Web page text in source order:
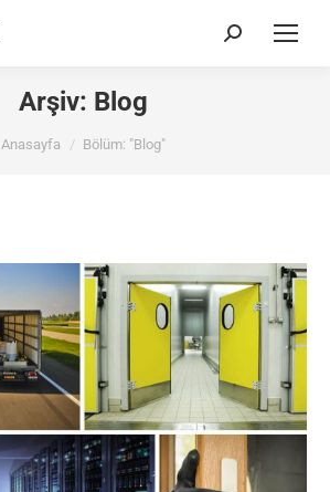
Search:
Arşiv: Blog
Anasayfa Bölüm: "Blog"